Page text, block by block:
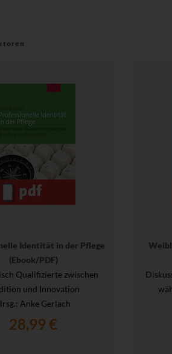
Identität in der Pflege
(Ebook/PDF)
Qualifizierte zwischen
und Innovation
: Anke Gerlach
28,99 €